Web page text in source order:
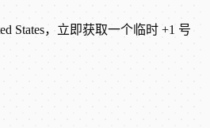
States，立即获取一个临时 +1 号